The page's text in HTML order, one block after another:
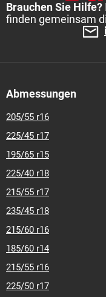
Brauchen Sie Hilfe?
finden gemeinsam
Abmessungen
205/55 r16
225/45 r17
195/65 r15
225/40 r18
215/55 r17
235/45 r18
215/60 r16
185/60 r14
215/55 r16
225/50 r17